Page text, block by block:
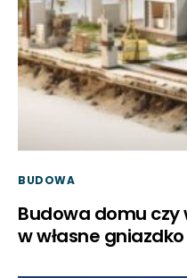
BUDOWA
Budowa domu
w własne gniazdko